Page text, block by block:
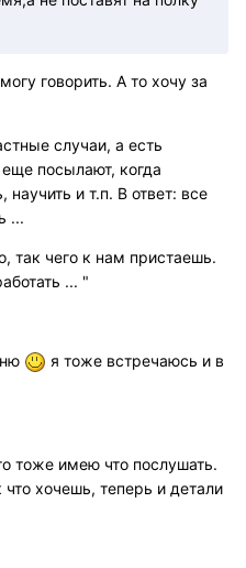
говорить. А то хочу за
случаи, а есть
посылают, когда
научить и т.п. В ответ: все
...
так чего к нам пристаешь.
... "
я тоже встречаюсь и в
тоже имею что послушать.
хочешь, теперь и детали